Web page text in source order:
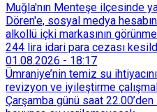
Muğla'nın Menteşe ilçesinde
Dören'e, sosyal medya
alkollü içki markasının
244 lira idari para cezası
taşımadığını savunan Dören,
başvurdu.
01.08.2026 - 18:17
Ümraniye’nin temiz su
revizyon ve iyileştirme
Çarşamba günü saat